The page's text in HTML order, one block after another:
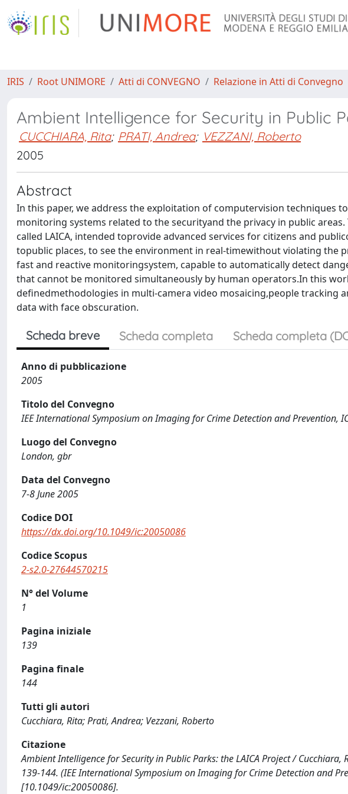
IRIS Root UNIMORE Atti di CONVEGNO Relazione in Atti di Convegno
Ambient Intelligence for Security in Public
CUCCHIARA, Rita; PRATI, Andrea; VEZZANI, Roberto
2005
Abstract
In this paper, we address the exploitation of computervision techniques
monitoring systems related to the securityand the privacy in public
called LAICA, intended toprovide advanced services for citizens and
topublic places, to see the environment in real-timewithout violating the
fast and reactive monitoringsystem, capable to automatically detect
that cannot be monitored simultaneously by human operators.In this
definedmethodologies in multi-camera video mosaicing,people tracking
data with face obscuration.
Scheda breve Scheda completa Scheda completa
Anno di pubblicazione
2005
Titolo del Convegno
IEE International Symposium on Imaging for Crime Detection and Prevention,
Luogo del Convegno
London, gbr
Data del Convegno
7-8 June 2005
Codice DOI
https://dx.doi.org/10.1049/ic:20050086
Codice Scopus
2-s2.0-27644570215
N° del Volume
1
Pagina iniziale
139
Pagina finale
144
Tutti gli autori
Cucchiara, Rita; Prati, Andrea; Vezzani, Roberto
Citazione
Ambient Intelligence for Security in Public Parks: the LAICA Project / Cucchiara,
139-144. (IEE International Symposium on Imaging for Crime Detection and
[10.1049/ic:20050086].